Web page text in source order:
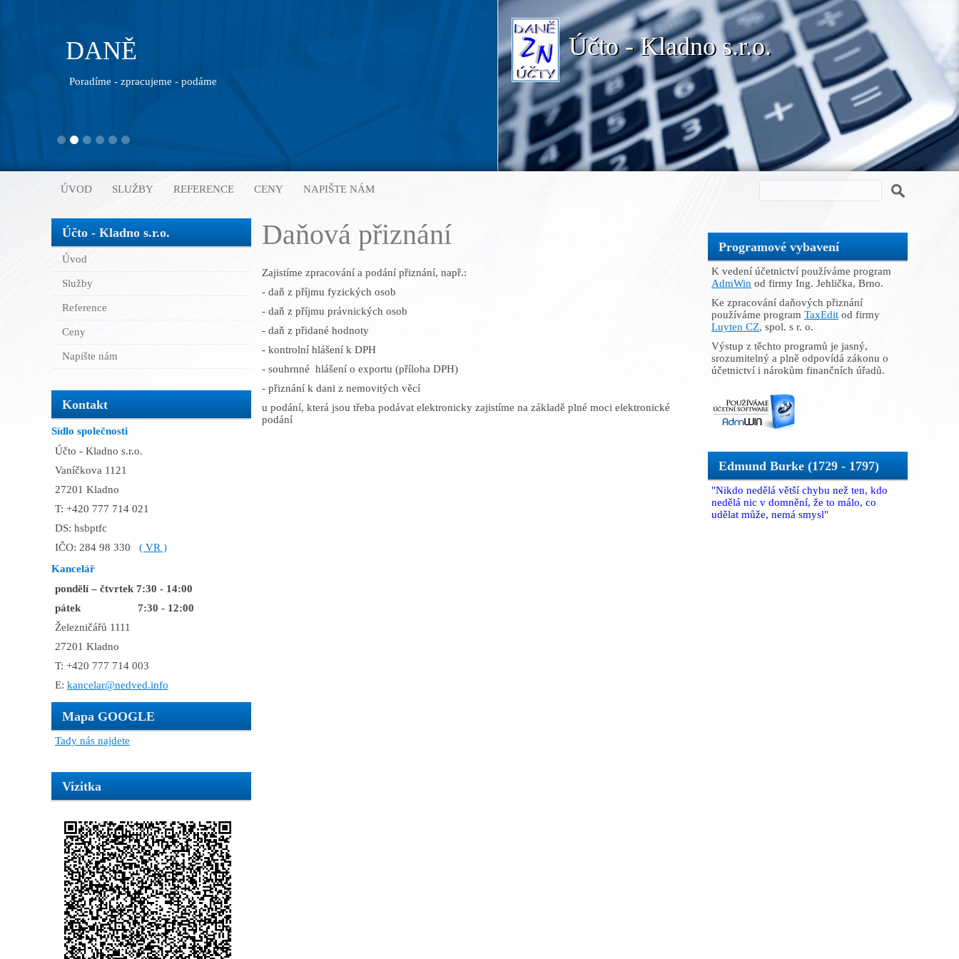
Účto - Kladno s.r.o.
DANĚ
Poradíme - zpracujeme - podáme
ÚVOD SLUŽBY REFERENCE CENY NAPIŠTE NÁM
Účto - Kladno s.r.o.
Úvod
Služby
Reference
Ceny
Napište nám
Kontakt
Sídlo společnosti
Účto - Kladno s.r.o.
Vaníčkova 1121
27201 Kladno
T: +420 777 714 021
DS: hsbptfc
IČO: 284 98 330
( VR )
Kancelář
pondělí – čtvrtek 7:30 - 14:00
pátek 7:30 - 12:00
Železničářů 1111
27201 Kladno
T: +420 777 714 003
E: kancelar@nedved.info
Mapa GOOGLE
Tady nás najdete
Vizitka
Daňová přiznání
Zajistíme zpracování a podání přiznání, např.:
- daň z příjmu fyzických osob
- daň z příjmu právnických osob
- daň z přidané hodnoty
- kontrolní hlášení k DPH
- souhrnné hlášení o exportu (příloha DPH)
- přiznání k dani z nemovitých věcí
u podání, která jsou třeba podávat elektronicky zajistíme na základě plné moci elektronické
podání
Programové vybavení
K vedení účetnictví používáme program
AdmWin od firmy Ing. Jehlička, Brno.
Ke zpracování daňových přiznání
používáme program TaxEdit od firmy
Luyten CZ, spol. s r. o.
Výstup z těchto programů je jasný,
srozumitelný a plně odpovídá zákonu o
účetnictví i nárokům finančních úřadů.
Edmund Burke (1729 - 1797)
"Nikdo nedělá větší chybu než ten, kdo
nedělá nic v domnění, že to málo, co
udělat může, nemá smysl"